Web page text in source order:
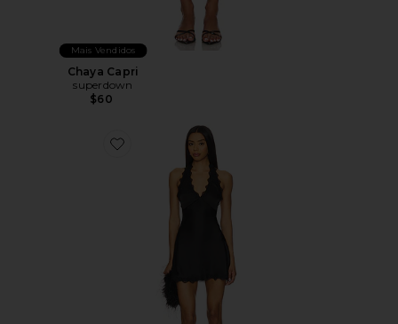
Mais Vendidos
Chaya Capri
superdown
$60
Favorite Stars Align Mini Dress